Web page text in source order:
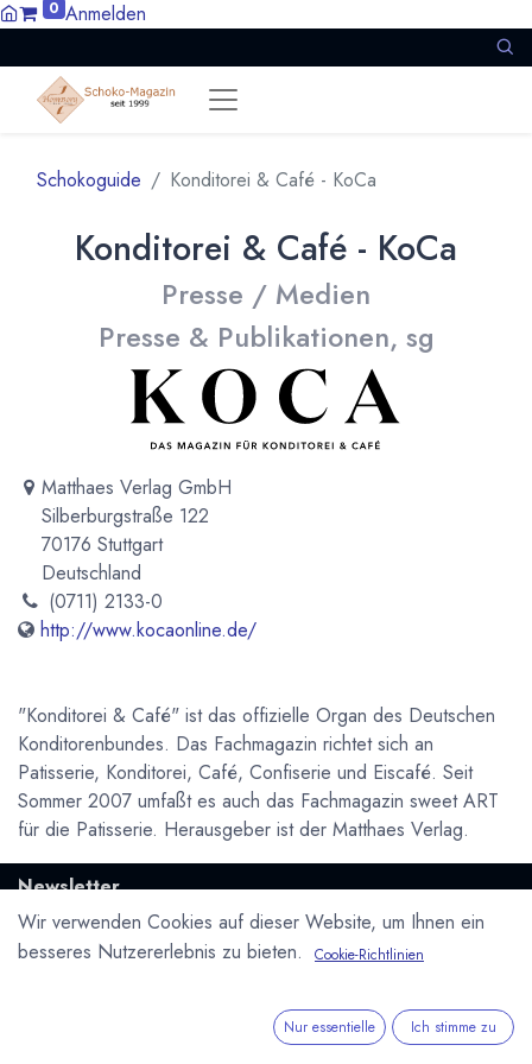
0 Anmelden
Schokoguide Konditorei & Café - KoCa
Konditorei & Café - KoCa
Presse / Medien
Presse & Publikationen, sg
Matthaes Verlag GmbH
Silberburgstraße 122
70176 Stuttgart
Deutschland
(0711) 2133-0
http://www.kocaonline.de/
"Konditorei & Café" ist das offizielle Organ des Deutschen
Konditorenbundes. Das Fachmagazin richtet sich an
Patisserie, Konditorei, Café, Confiserie und Eiscafé. Seit
Sommer 2007 umfaßt es auch das Fachmagazin sweet ART
für die Patisserie. Herausgeber ist der Matthaes Verlag.
Newsletter
Kostenlose News - 1 Mal pro Monat:
Datenschutzerklärung&
Wir verwenden Cookies auf dieser Website, um Ihnen ein
besseres Nutzererlebnis zu bieten.
Cookie-Richtlinien
Nur essentielle Ich stimme zu